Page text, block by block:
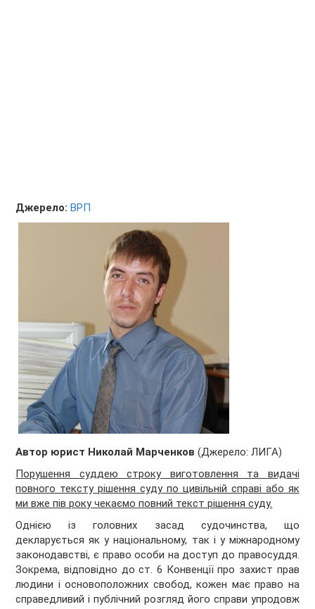
Джерело: ВРП
Автор юрист Николай Марченков(Джерело: ЛИГА)
Порушення суддею строку виготовлення та видачі
повного тексту рішення суду по цивільній справі або як
ми вже пів року чекаємо повний текст рішення суду.
Однією із головних засад судочинства, що
декларується як у національному, так і у міжнародному
законодавстві, є право особи на доступ до правосуддя.
Зокрема, відповідно до ст. 6 Конвенції про захист прав
людини і основоположних свобод, кожен має право на
справедливий і публічний розгляд його справи упродовж